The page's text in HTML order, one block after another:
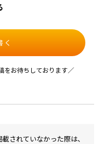
く
をお待ちしております／
されていなかった際は、